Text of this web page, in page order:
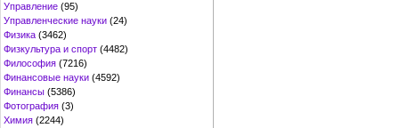
Управление (95)
Управленческие науки (24)
Физика (3462)
Физкультура и спорт (4482)
Философия (7216)
Финансовые науки (4592)
Финансы (5386)
Фотография (3)
Химия (2244)